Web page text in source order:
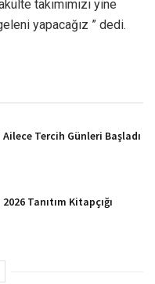
takımımızı yine
yapacağız ” dedi.
Tercih Günleri Başladı
Tanıtım Kitapçığı